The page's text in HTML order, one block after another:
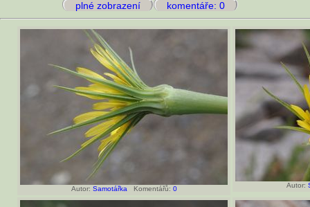
plné zobrazení komentáře: 0
Autor: Samotářka Komentářů: 0 Autor: